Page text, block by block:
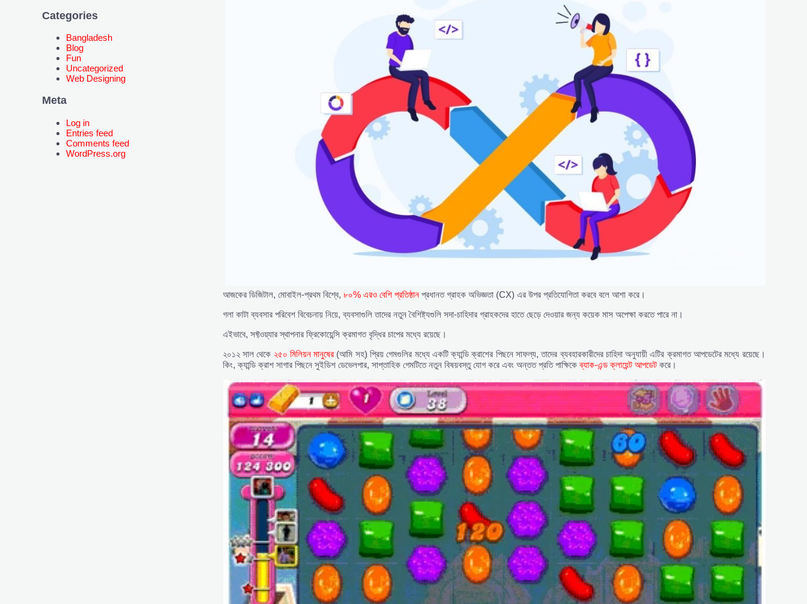
Categories
Bangladesh
Blog
Fun
Uncategorized
Web Designing
Meta
Log in
Entries feed
Comments feed
WordPress.org
আজকের ডিজিটাল, মোবাইল-প্রথম বিশ্বে, ৮০% এরও বেশি প্রতিষ্ঠানপ্রধানত গ্রাহক অভিজ্ঞতা (CX) এর উপর প্রতিযোগিতা করবে বলে আশা করে।
গলা কাটা ব্যবসার পরিবেশ বিবেচনায় নিয়ে, ব্যবসাগুলি তাদের নতুন বৈশিষ্ট্যগুলি সদা-চাহিদার গ্রাহকদের হাতে ছেড়ে দেওয়ার জন্য কয়েক মাস অপেক্ষা করতে পারে না।
এইভাবে, সফ্টওয়্যার স্থাপনার ফ্রিকোয়েন্সি ক্রমাগত বৃদ্ধির চাপের মধ্যে রয়েছে।
২০১২ সাল থেকে ২৫০ মিলিয়ন মানুষের (আমি সহ) প্রিয় গেমগুলির মধ্যে একটি ক্যান্ডি ক্রাশের পিছনে সাফল্য, তাদের ব্যবহারকারীদের চাহিদা অনুযায়ী এটির ক্রমাগত আপডেটের মধ্যে রয়েছে।
কিং, ক্যান্ডি ক্রাশ সাগার পিছনে সুইডিশ ডেভেলপার, সাপ্তাহিক গেমটিতে নতুন বিষয়বস্তু যোগ করে এবং অন্তত প্রতি পাক্ষিকেব্যাক-এন্ড ক্লায়েন্ট আপডেটকরে।